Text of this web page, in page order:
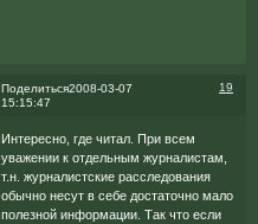
Поделиться 19
2008-03-07
15:15:47
Интересно, где читал. При всем
уважении к отдельным журналистам,
т.н. журналистские расследования
обычно несут в себе достаточно мало
полезной информации. Так что если